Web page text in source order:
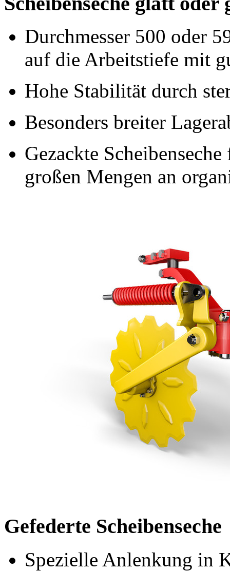
Durchmesser 500 oder
auf die Arbeitstiefe mit
Hohe Stabilität durch
Besonders breiter
Gezackte
großen Mengen an
Gefederte Scheibenseche
Spezielle Anlenkung in